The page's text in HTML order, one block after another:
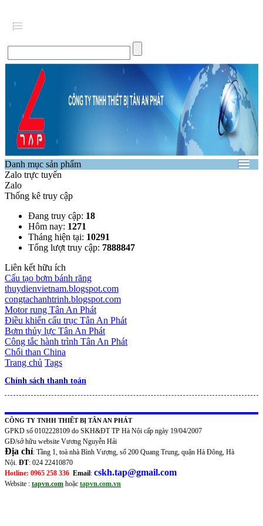
Danh mục sản phẩm
Zalo trực tuyến
Zalo
Thống kê truy cập
Đang truy cập: 18
Hôm nay: 1271
Tháng hiện tại: 10291
Tổng lượt truy cập: 7888847
Liên kết hữu ích
Cấu tạo bơm bánh răng
thuydienvietnam.blogspot.com
congtachanhtrinh.blogspot.com
Motor rung Tân An Phát
Điều khiển cẩu trục Tân An Phát
Bơm thủy lực Tân An Phát
Công tắc hành trình Tân An Phát
Chổi than China
Trang chủ Tags
Chính sách thanh toán
CÔNG TY TNHH THIẾT BỊ TÂN AN PHÁT
GPKD số 0102228109 do SKH&ĐT TP Hà Nội cấp ngày 19/04/2007
GĐ/sở hữu website Vương Nguyễn Hải
Địa chỉ: Tầng 1, toà nhà Bình Vượng, số 200 Quang Trung, quận Hà Đông, Hà
Nội. ĐT: 024 22410870
Hotline: 0965 258 336 Email: cskh.tap@gmail.com
Website : tapvn.com hoặc tapvn.com.vn